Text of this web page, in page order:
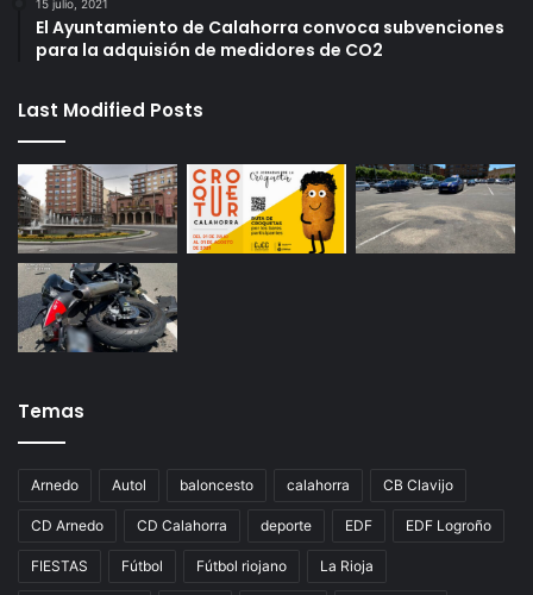
15 julio, 2021
El Ayuntamiento de Calahorra convoca subvenciones
para la adquisión de medidores de CO2
Last Modified Posts
Temas
Arnedo Autol baloncesto calahorra CB Clavijo
CD Arnedo CD Calahorra deporte EDF EDF Logroño
FIESTAS Fútbol Fútbol riojano La Rioja